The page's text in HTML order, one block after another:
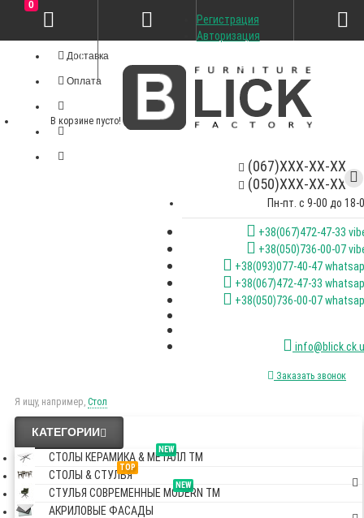
Доставка
Оплата
(067)XXX-XX-XX
(050)XXX-XX-XX
Пн-пт. с 9-00 до 18-
+38(067)472-47-33
+38(050)736-00-07
+38(093)077-40-47
+38(067)472-47-33
+38(050)736-00-07
Заказать звонок
Я ищу, например, Стол
Регистрация
Авторизация
0
В корзине пусто!
КАТЕГОРИИ
NEW
СТОЛЫ КЕРАМИКА & МЕТАЛЛ TM
TOP
СТОЛЫ & СТУЛЬЯ
NEW
СТУЛЬЯ СОВРЕМЕННЫЕ MODERN TM
АКРИЛОВЫЕ ФАСАДЫ